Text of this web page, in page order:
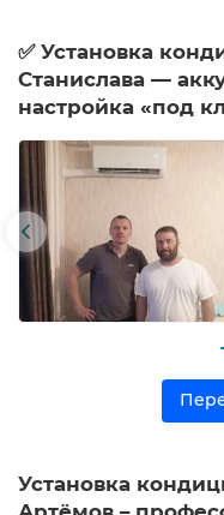
✅ Установка
Станислава —
настройка «под
Установка